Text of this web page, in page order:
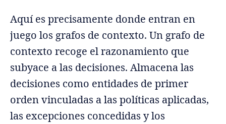
Aquí es precisamente donde entran en
juego los grafos de contexto. Un grafo de
contexto recoge el razonamiento que
subyace a las decisiones. Almacena las
decisiones como entidades de primer
orden vinculadas a las políticas aplicadas,
las excepciones concedidas y los